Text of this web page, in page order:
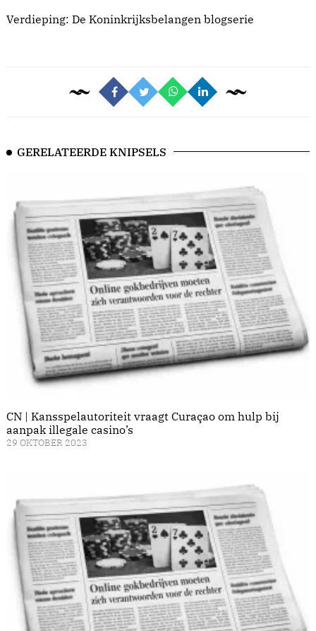
Verdieping: De Koninkrijksbelangen blogserie
GERELATEERDE KNIPSELS
CN | Kansspelautoriteit vraagt Curaçao om hulp bij
aanpak illegale casino’s
29 OKTOBER 2023